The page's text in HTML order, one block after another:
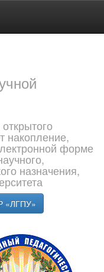
накопление,
форме
назначения,
«ЛГПУ»